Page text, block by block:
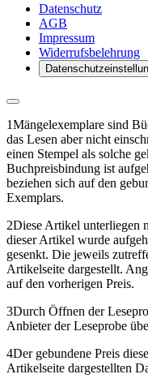
Datenschutz
AGB
Impressum
Widerrufsbelehrung
1Mängelexemplare sind
das Lesen aber nicht
einen Stempel als solche
Buchpreisbindung ist
beziehen sich auf den
Exemplars.
2Diese Artikel unterliegen
dieser Artikel wurde
gesenkt. Die jeweils
Artikelseite dargestellt.
auf den vorherigen Preis.
3Durch Öffnen der
Anbieter der Leseprobe
4Der gebundene Preis
Artikelseite dargestellten